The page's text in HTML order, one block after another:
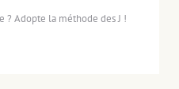
? Adopte la méthode des J !